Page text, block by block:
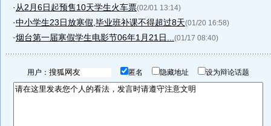
· 从2月6日起预售10天学生火车票(02/01 13:14)
·中小学生23日放寒假,毕业班补课不得超过8天(01/20 16:58)
·烟台第一届寒假学生电影节06年1月21日... (01/17 08:40)
用户： 匿名 隐藏地址 设为辩论话题